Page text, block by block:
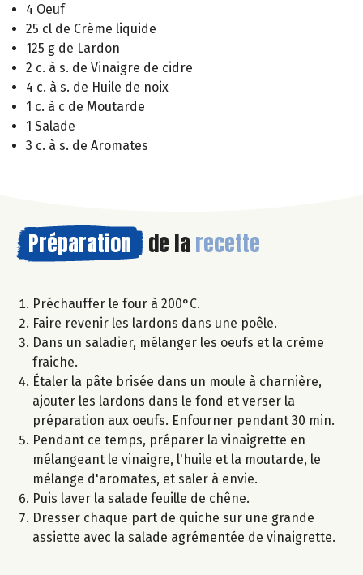
4 Oeuf
25 cl de Crème liquide
125 g de Lardon
2 c. à s. de Vinaigre de cidre
4 c. à s. de Huile de noix
1 c. à c de Moutarde
1 Salade
3 c. à s. de Aromates
Préparation de la recette
Préchauffer le four à 200°C.
Faire revenir les lardons dans une poêle.
Dans un saladier, mélanger les oeufs et la crème
fraiche.
Étaler la pâte brisée dans un moule à charnière,
ajouter les lardons dans le fond et verser la
préparation aux oeufs. Enfourner pendant 30 min.
Pendant ce temps, préparer la vinaigrette en
mélangeant le vinaigre, l'huile et la moutarde, le
mélange d'aromates, et saler à envie.
Puis laver la salade feuille de chêne.
Dresser chaque part de quiche sur une grande
assiette avec la salade agrémentée de vinaigrette.